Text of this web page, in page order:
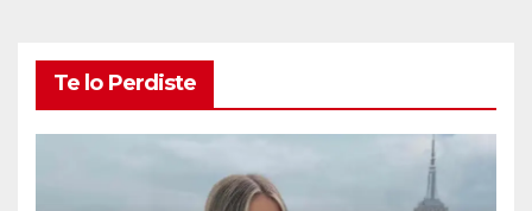
Te lo Perdiste